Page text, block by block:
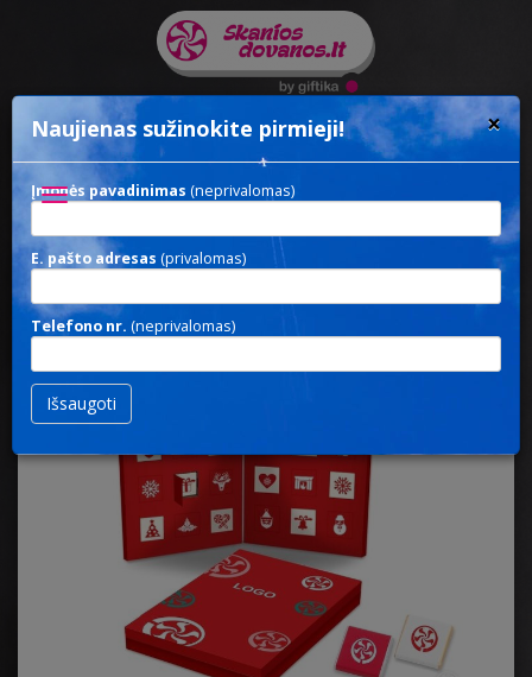
Toggle
ADVENT BOOK/ Solidžios dovanos
×
Naujienas sužinokite pirmieji!
Įmonės pavadinimas (neprivalomas)
E. pašto adresas (privalomas)
Telefono nr. (neprivalomas)